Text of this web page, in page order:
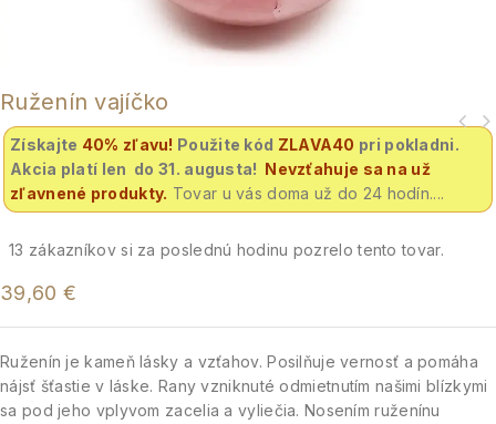
Ruženín vajíčko
Získajte 40% zľavu! Použite kód ZLAVA40 pri pokladni.
Akcia platí len do 31. augusta! Nevzťahuje sa na už
zľavnené produkty. Tovar u vás doma už do 24 hodín....
13 zákazníkov si za poslednú hodinu pozrelo tento tovar.
39,60 €
Ruženín je kameň lásky a vzťahov. Posilňuje vernosť a pomáha
nájsť šťastie v láske. Rany vzniknuté odmietnutím našimi blízkymi
sa pod jeho vplyvom zacelia a vyliečia. Nosením ruženínu